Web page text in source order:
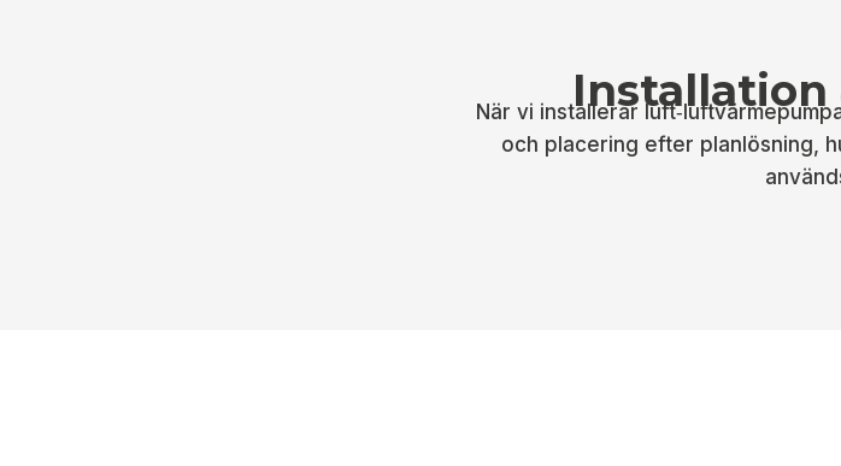
Installation
När vi installerar
och placering efter planlösning,